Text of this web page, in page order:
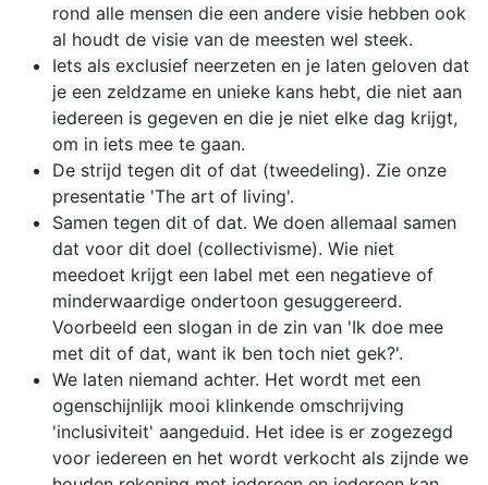
rond alle mensen die een andere visie hebben ook
al houdt de visie van de meesten wel steek.
Iets als exclusief neerzeten en je laten geloven dat
je een zeldzame en unieke kans hebt, die niet aan
iedereen is gegeven en die je niet elke dag krijgt,
om in iets mee te gaan.
De strijd tegen dit of dat (tweedeling). Zie onze
presentatie 'The art of living'.
Samen tegen dit of dat. We doen allemaal samen
dat voor dit doel (collectivisme). Wie niet
meedoet krijgt een label met een negatieve of
minderwaardige ondertoon gesuggereerd.
Voorbeeld een slogan in de zin van 'Ik doe mee
met dit of dat, want ik ben toch niet gek?'.
We laten niemand achter. Het wordt met een
ogenschijnlijk mooi klinkende omschrijving
'inclusiviteit' aangeduid. Het idee is er zogezegd
voor iedereen en het wordt verkocht als zijnde we